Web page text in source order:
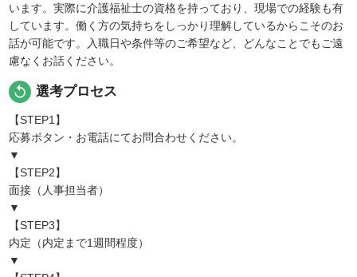
います。実際に介護福祉士の資格を持っており、現場での経験も有
しています。働く方の気持ちをしっかり理解しているからこそのお
話が可能です。入職日や条件等のご希望など、どんなことでもご遠
慮なくお話ください。
replay 選考プロセス
【STEP1】
応募ボタン・お電話にてお問合わせください。
▼
【STEP2】
面接（人事担当者）
▼
【STEP3】
内定（内定まで1週間程度）
▼